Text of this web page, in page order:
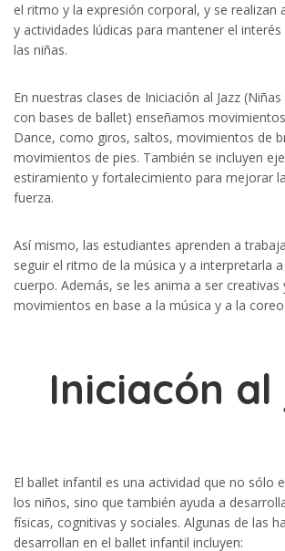
el ritmo y la expresión corporal, y se realizan
y actividades lúdicas para mantener el
las niñas.
En nuestras clases de Iniciación al Jazz
con bases de ballet) enseñamos
Dance, como giros, saltos, movimientos de
movimientos de pies. También se incluyen
estiramiento y fortalecimiento para mejorar
fuerza.
Así mismo, las estudiantes aprenden a
seguir el ritmo de la música y a interpretarla
cuerpo. Además, se les anima a ser
movimientos en base a la música y a la
Iniciacón al
El ballet infantil es una actividad que no sólo
los niños, sino que también ayuda a
físicas, cognitivas y sociales. Algunas de las
desarrollan en el ballet infantil incluyen: